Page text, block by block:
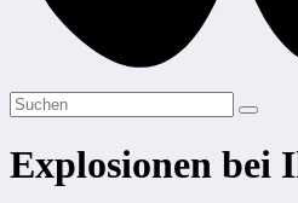
Explosionen bei